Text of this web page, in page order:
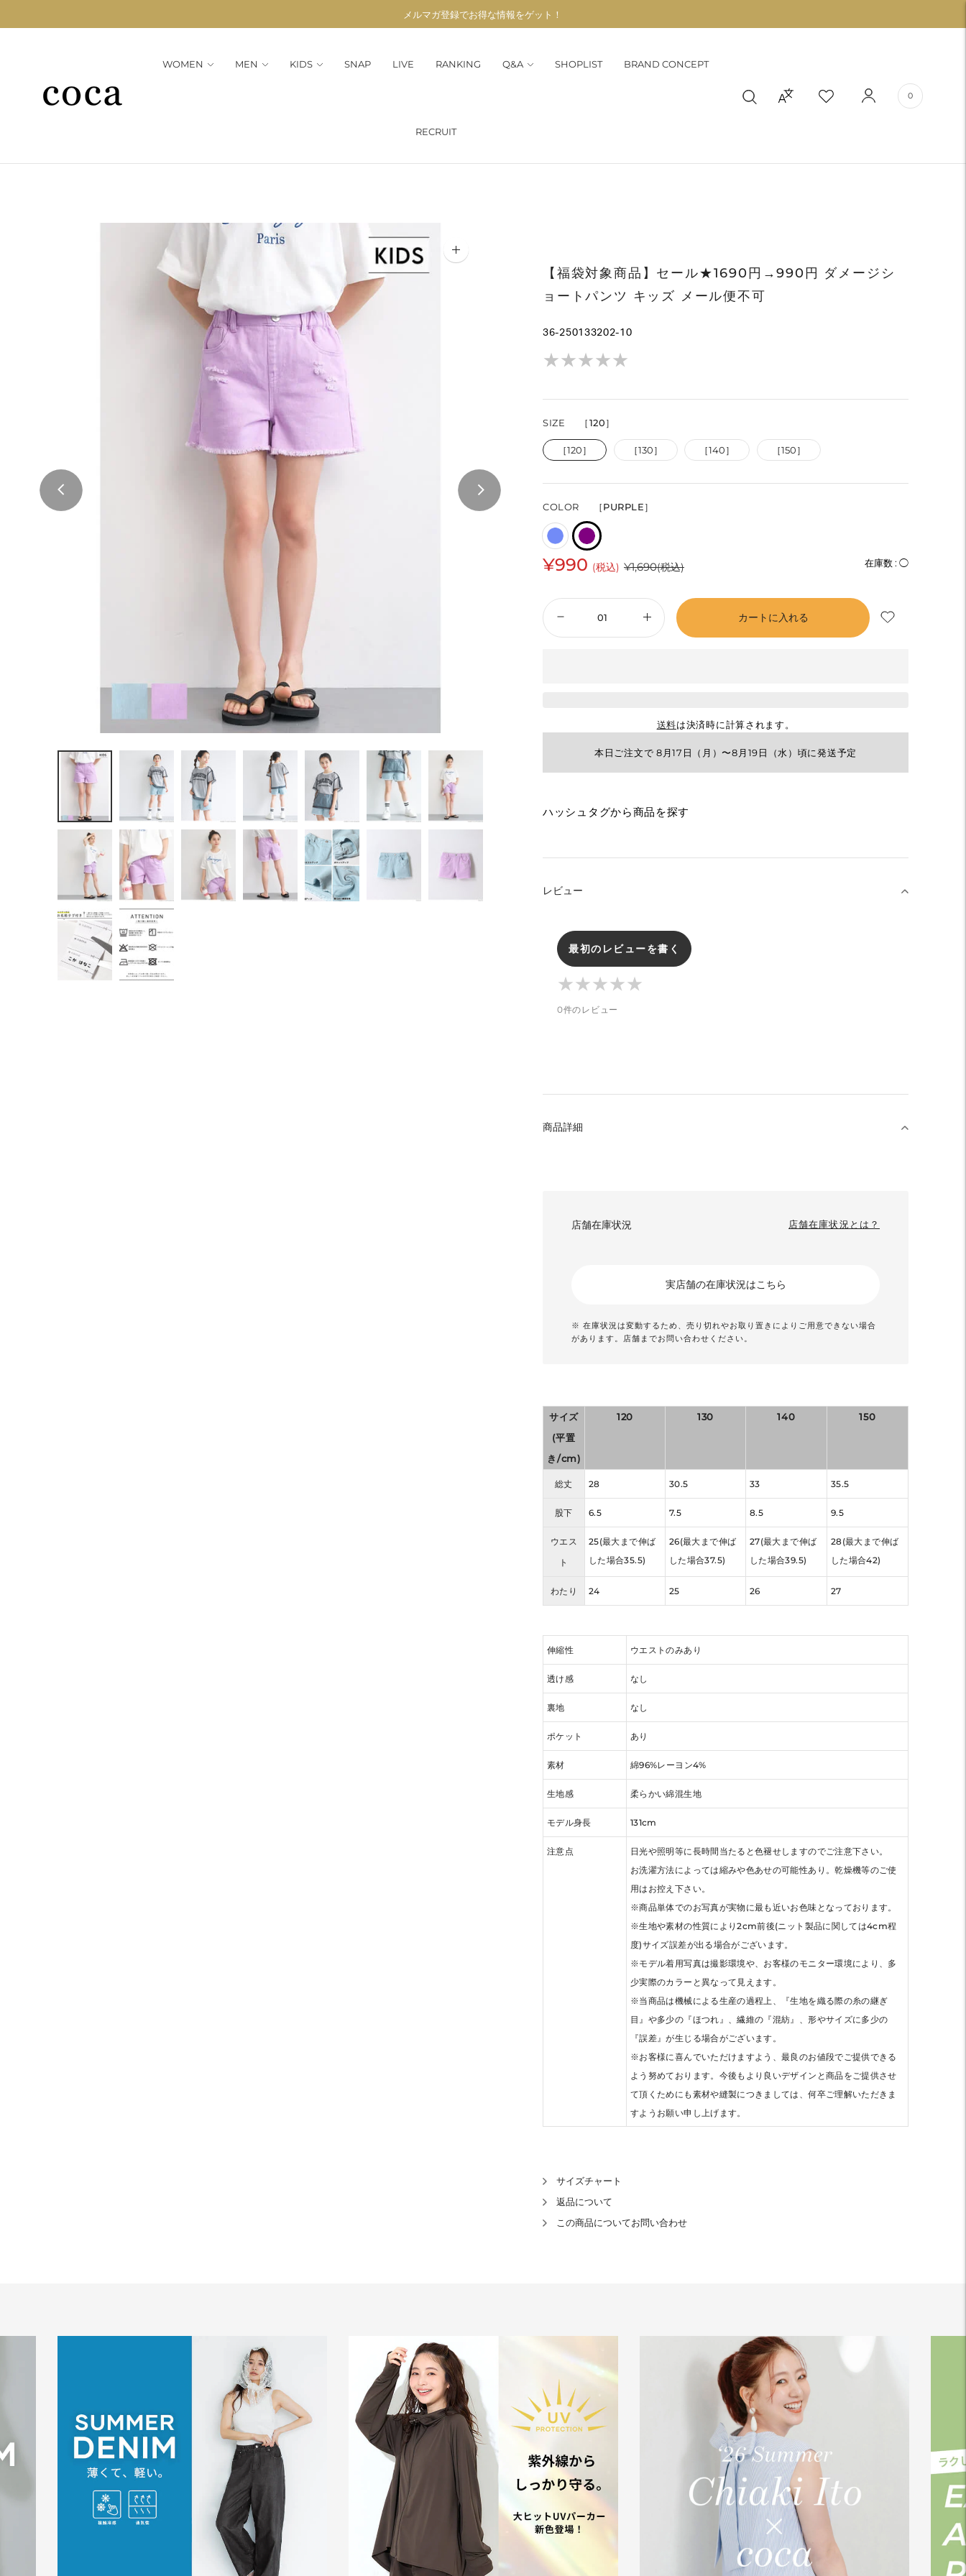
メルマガ登録でお得な情報をゲット！
WOMEN MEN KIDS SNAP LIVE RANKING Q&A SHOPLIST BRAND CONCEPT
RECRUIT
0
【福袋対象商品】セール★1690円→990円 ダメージシ
ョートパンツ キッズ メール便不可
36-250133202-10
★★★★★
★★★★★
COLOR ［PURPLE］
SIZE ［120］
［120］ ［130］ ［140］ ［150］
¥990 (税込) ¥1,690(税込)通
格
在庫数 : ◯
カートに入れる
送料は決済時に計算されます。
本日ご注文で 8月17日（月）〜8月19日（水）頃に発送予定
カ
商
ハッシュタグから商品を探す
レビュー
最初のレビューを書く
★★★★★
★★★★★
0件のレビュー
商品詳細
店舗在庫状況 店舗在庫状況とは？
実店舗の在庫状況はこちら
※ 在庫状況は変動するため、売り切れやお取り置きによりご用意できない場合
があります。店舗までお問い合わせください。
サイズ
(平置
き/cm)
120 130 140 150
総丈 28 30.5 33 35.5
股下 6.5 7.5 8.5 9.5
ウエス
ト
25(最大まで伸ば
した場合35.5)
26(最大まで伸ば
した場合37.5)
27(最大まで伸ば
した場合39.5)
28(最大まで伸ば
した場合42)
わたり 24 25 26 27
伸縮性 ウエストのみあり
透け感 なし
裏地 なし
ポケット あり
素材 綿96%レーヨン4%
生地感 柔らかい綿混生地
モデル身長 131cm
注意点
日光や照明等に長時間当たると色褪せしますのでご注意下さい。
お洗濯方法によっては縮みや色あせの可能性あり。乾燥機等のご使
用はお控え下さい。
※商品単体でのお写真が実物に最も近いお色味となっております。
※生地や素材の性質により2cm前後(ニット製品に関しては4cm程
度)サイズ誤差が出る場合がございます。
※モデル着用写真は撮影環境や、お客様のモニター環境により、多
少実際のカラーと異なって見えます。
※当商品は機械による生産の過程上、『生地を織る際の糸の継ぎ
目』や多少の『ほつれ』、繊維の『混紡』、形やサイズに多少の
『誤差』が生じる場合がございます。
※お客様に喜んでいただけますよう、最良のお値段でご提供できる
よう努めております。今後もより良いデザインと商品をご提供させ
て頂くためにも素材や縫製につきましては、何卒ご理解いただきま
すようお願い申し上げます。
サイズチャート
返品について
この商品についてお問い合わせ